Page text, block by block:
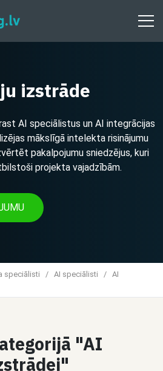
izstrāde
AI speciālistus un AI integrācijas
mākslīgā intelekta risinājumu
pakalpojumu sniedzējus, kuri
projekta vajadzībām.
speciālisti / AI speciālisti / AI
"AI